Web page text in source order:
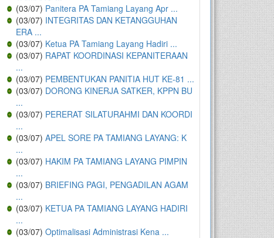
(03/07) Panitera PA Tamiang Layang Apr ...
(03/07) INTEGRITAS DAN KETANGGUHAN
ERA ...
(03/07) Ketua PA Tamiang Layang Hadiri ...
(03/07) RAPAT KOORDINASI KEPANITERAAN
...
(03/07) PEMBENTUKAN PANITIA HUT KE-81 ...
(03/07) DORONG KINERJA SATKER, KPPN BU
...
(03/07) PERERAT SILATURAHMI DAN KOORDI
...
(03/07) APEL SORE PA TAMIANG LAYANG: K
...
(03/07) HAKIM PA TAMIANG LAYANG PIMPIN
...
(03/07) BRIEFING PAGI, PENGADILAN AGAM
...
(03/07) KETUA PA TAMIANG LAYANG HADIRI
...
(03/07) Optimalisasi Administrasi Kena ...